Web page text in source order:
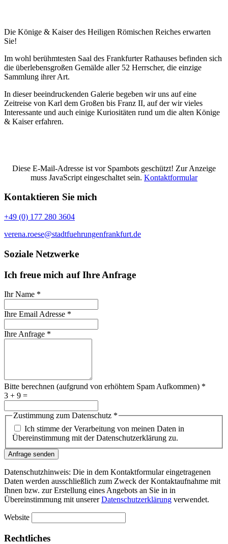
Die Könige & Kaiser des Heiligen Römischen Reiches erwarten
Sie!
Im wohl berühmtesten Saal des Frankfurter Rathauses befinden sich
die überlebensgroßen Gemälde aller 52 Herrscher, die einzige
Sammlung ihrer Art.
In dieser beeindruckenden Galerie begeben wir uns auf eine
Zeitreise von Karl dem Großen bis Franz II, auf der wir vieles
Interessante und auch einige Kuriositäten rund um die alten Könige
& Kaiser erfahren.
Diese E-Mail-Adresse ist vor Spambots geschützt! Zur Anzeige
muss JavaScript eingeschaltet sein. Kontaktformular
Kontaktieren Sie mich
+49 (0) 177 280 3604
verena.roese@stadtfuehrungenfrankfurt.de
Soziale Netzwerke
Ich freue mich auf Ihre Anfrage
Ihr Name *
Ihre Email Adresse *
Ihre Anfrage *
Bitte berechnen (aufgrund von erhöhtem Spam Aufkommen) *
3 + 9 =
Zustimmung zum Datenschutz *
Ich stimme der Verarbeitung von meinen Daten in
Übereinstimmung mit der Datenschutzerklärung zu.
Anfrage senden
Datenschutzhinweis: Die in dem Kontaktformular eingetragenen
Daten werden ausschließlich zum Zweck der Kontaktaufnahme mit
Ihnen bzw. zur Erstellung eines Angebots an Sie in in
Übereinstimmung mit unsererDatenschutzerklärung verwendet.
Website
Rechtliches